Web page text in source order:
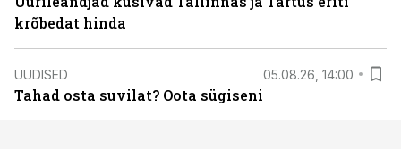
krõbedat hinda
UUDISED 05.08.26, 14:00
Tahad osta suvilat? Oota sügiseni